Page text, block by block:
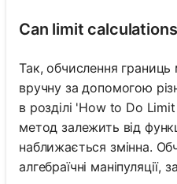
Can limit
Так, обчислення
вручну за допомогою
в розділі 'How to Do
метод залежить від
наближається змінна.
алгебраїчні маніпуляції,